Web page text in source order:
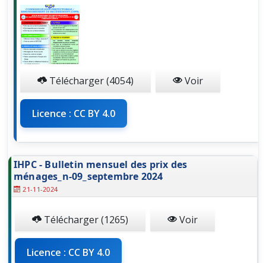
Télécharger (4054) Voir
Licence : CC BY 4.0
IHPC - Bulletin mensuel des prix des
ménages_n-09_septembre 2024
21-11-2024
Télécharger (1265) Voir
Licence : CC BY 4.0